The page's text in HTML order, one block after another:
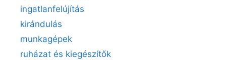
ingatlanfelújítás
kirándulás
munkagépek
ruházat és kiegészítők